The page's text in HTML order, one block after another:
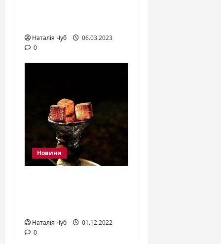
Наталія Чуб
06.03.2023
0
Новини
Наталія Чуб
01.12.2022
0